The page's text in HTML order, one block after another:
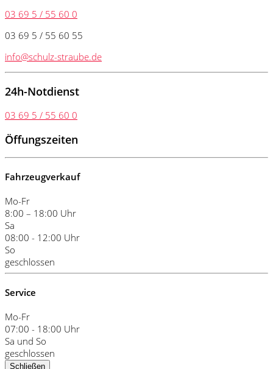
03 69 5 / 55 60 0
03 69 5 / 55 60 55
info@schulz-straube.de
24h-Notdienst
03 69 5 / 55 60 0
Öffungszeiten
Fahrzeugverkauf
Mo-Fr
8:00 – 18:00 Uhr
Sa
08:00 - 12:00 Uhr
So
geschlossen
Service
Mo-Fr
07:00 - 18:00 Uhr
Sa und So
geschlossen
Schließen